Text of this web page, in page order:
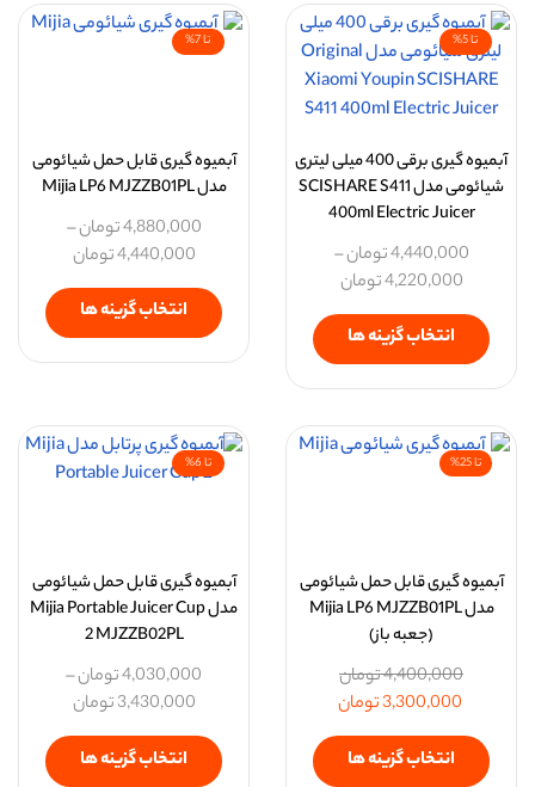
تا 5%
آبمیوه گیری برقی 400 میلی لیتری
شیائومی مدل SCISHARE S411
400ml Electric Juicer
4,440,000تومان–
4,220,000تومان
انتخاب گزینه ها
تا 7%
آبمیوه گیری قابل حمل شیائومی
مدل Mijia LP6 MJZZB01PL
4,880,000تومان–
4,440,000تومان
انتخاب گزینه ها
تا 25%
آبمیوه گیری قابل حمل شیائومی
مدل Mijia LP6 MJZZB01PL
(جعبه باز)
4,400,000تومان
3,300,000تومان
انتخاب گزینه ها
تا 6%
آبمیوه گیری قابل حمل شیائومی
مدل Mijia Portable Juicer Cup
2 MJZZB02PL
4,030,000تومان–
3,430,000تومان
انتخاب گزینه ها